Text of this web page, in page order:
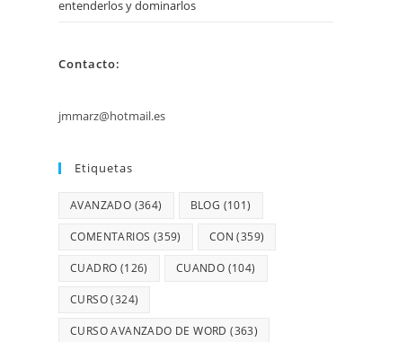
entenderlos y dominarlos
Contacto:
jmmarz@hotmail.es
Etiquetas
AVANZADO (364) BLOG (101)
COMENTARIOS (359) CON (359)
CUADRO (126) CUANDO (104)
CURSO(324)
CURSO AVANZADO DE WORD (363)